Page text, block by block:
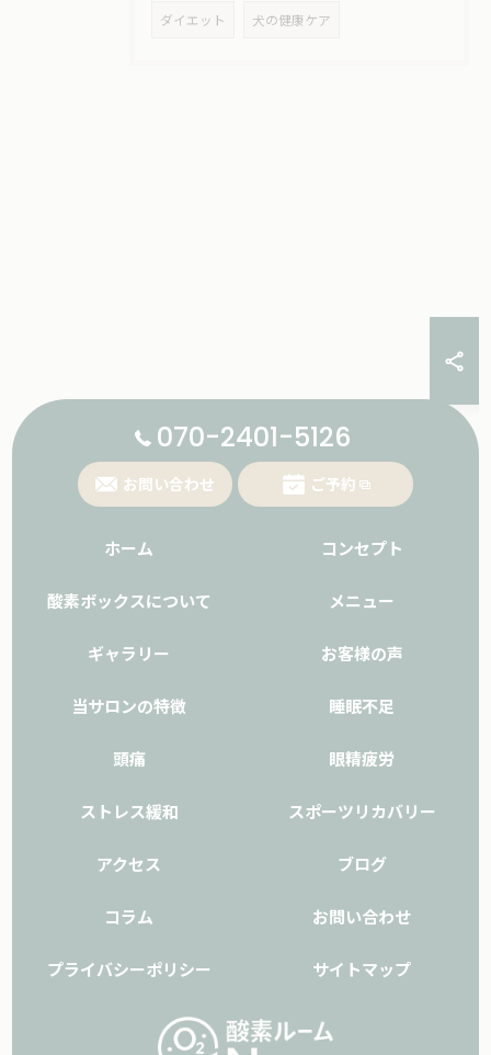
ダイエット 犬の健康ケア
070-2401-5126
お問い合わせ ご予約
ホーム コンセプト
酸素ボックスについて メニュー
ギャラリー お客様の声
当サロンの特徴 睡眠不足
頭痛 眼精疲労
ストレス緩和 スポーツリカバリー
アクセス ブログ
コラム お問い合わせ
プライバシーポリシー サイトマップ